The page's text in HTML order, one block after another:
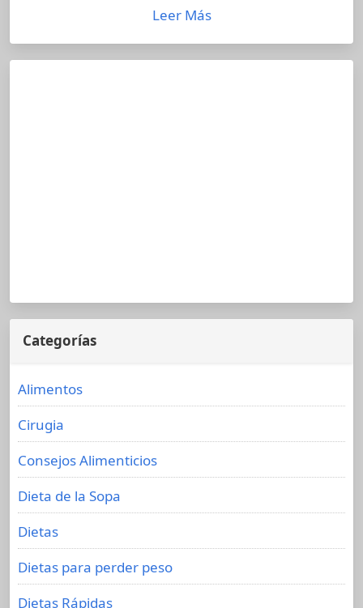
Leer Más
Categorías
Alimentos
Cirugia
Consejos Alimenticios
Dieta de la Sopa
Dietas
Dietas para perder peso
Dietas Rápidas